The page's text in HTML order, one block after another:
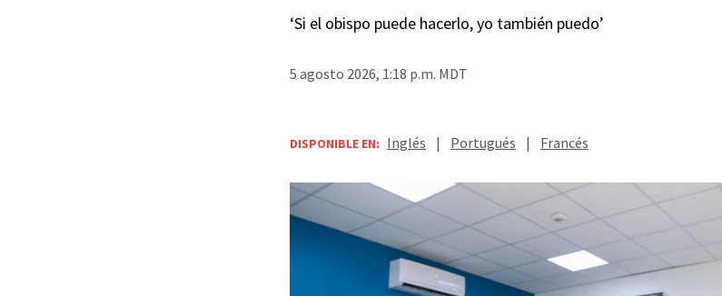
‘Si el obispo puede hacerlo, yo también puedo’
5 agosto 2026, 1:18 p.m. MDT
DISPONIBLE EN: Inglés | Portugués | Francés